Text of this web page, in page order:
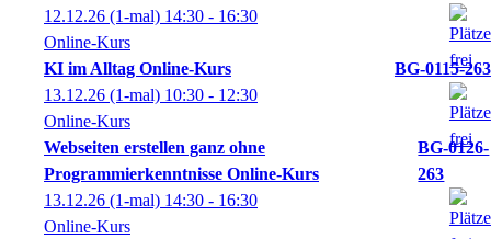
12.12.26 (1-mal) 14:30 - 16:30
Online-Kurs
KI im Alltag Online-Kurs
BG-0115-263
13.12.26 (1-mal) 10:30 - 12:30
Online-Kurs
Webseiten erstellen ganz ohne
Programmierkenntnisse Online-Kurs
BG-0126-
263
13.12.26 (1-mal) 14:30 - 16:30
Online-Kurs